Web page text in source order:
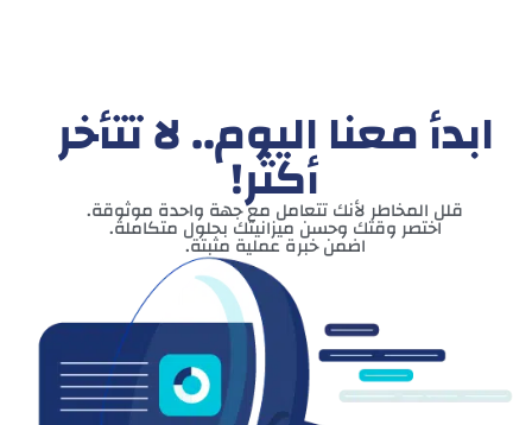
ابدأ معنا اليوم.. لا تتأخر
أكثر!
قلل المخاطر لأنك تتعامل مع جهة واحدة موثوقة.
اختصر وقتك وحسن ميزانيتك بحلول متكاملة.
اضمن خبرة عملية مثبتة.